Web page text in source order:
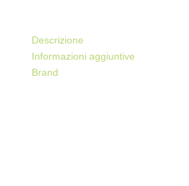
Descrizione
Informazioni aggiuntive
Brand